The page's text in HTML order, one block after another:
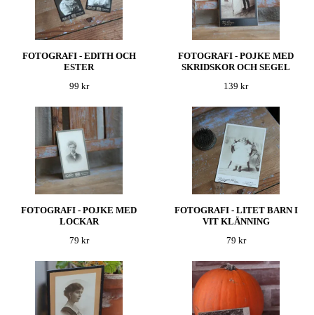
FOTOGRAFI - EDITH OCH
ESTER
99 kr
FOTOGRAFI - POJKE MED
SKRIDSKOR OCH SEGEL
139 kr
FOTOGRAFI - POJKE MED
LOCKAR
79 kr
FOTOGRAFI - LITET BARN I
VIT KLÄNNING
79 kr